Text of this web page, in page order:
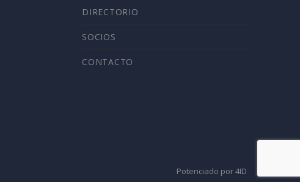
DIRECTORIO
SOCIOS
CONTACTO
Potenciado por 4ID